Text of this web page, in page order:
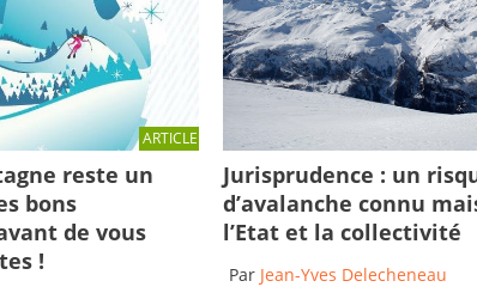
ARTICLE
reste un
bons
de vous
!
Jurisprudence : un
d’avalanche connu
l’Etat et la collectivité
Par Jean-Yves Delecheneau